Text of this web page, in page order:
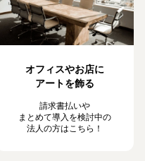
オフィスやお店に
アートを飾る
請求書払いや
まとめて導入を検討中の
法人の方はこちら！